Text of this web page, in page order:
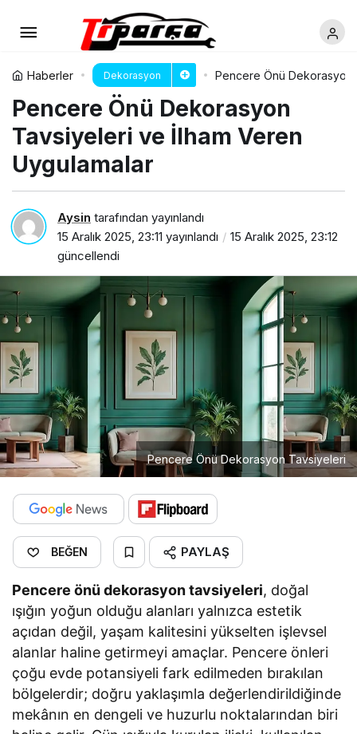
Haberler Dekorasyon Pencere Önü Dekorasyon
Pencere Önü Dekorasyon
Tavsiyeleri ve İlham Veren
Uygulamalar
Aysin tarafından yayınlandı
15 Aralık 2025, 23:11 yayınlandı
15 Aralık 2025, 23:12
güncellendi
Pencere Önü Dekorasyon Tavsiyeleri
BEĞEN PAYLAŞ
Pencere önü dekorasyon tavsiyeleri, doğal
ışığın yoğun olduğu alanları yalnızca estetik
açıdan değil, yaşam kalitesini yükselten işlevsel
alanlar haline getirmeyi amaçlar. Pencere önleri
çoğu evde potansiyeli fark edilmeden bırakılan
bölgelerdir; doğru yaklaşımla değerlendirildiğinde
mekânın en dengeli ve huzurlu noktalarından biri